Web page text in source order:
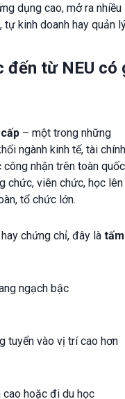
dụng cao, mở ra nhiều
kinh doanh hay quản
đến từ NEU có
cấp – một trong những
ngành kinh tế, tài
công nhận trên toàn
chức, viên chức, học lên
tổ chức lớn.
chứng chỉ, đây là tấm
ngạch bậc
tuyển vào vị trí cao hơn
hoặc đi du học